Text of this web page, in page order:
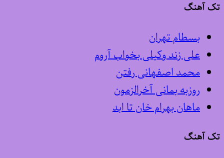
تک آهنگ
بسطام تهران
علی زند وکیلی بخواب آروم
محمد اصفهانی رفتن
روزبه بمانی آخرالزمون
ماهان بهرام خان تا ابد
تک آهنگ